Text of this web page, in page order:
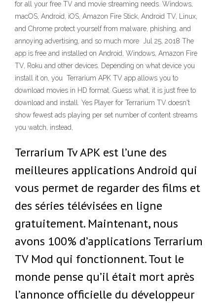
for all your free TV and movie streaming needs. Windows,
macOS, Android, iOS, Amazon Fire Stick, Android TV, Linux,
and Chrome protect yourself from malware, phishing, and
annoying advertising, and so much more Jul 25, 2018 The
app is free and installed on Android, Windows, Amazon Fire
TV, Roku and other devices. Depending on what device you
install it on, you Terrarium APK TV app allows you to
download movies in HD format. Guess what, it is just free to
download and install. Yes Player for Terrarium TV doesn't
show fewest ads playing per set number of content streams
you watch, instead,
Terrarium Tv APK est l’une des
meilleures applications Android qui
vous permet de regarder des films et
des séries télévisées en ligne
gratuitement. Maintenant, nous
avons 100% d’applications Terrarium
TV Mod qui fonctionnent. Tout le
monde pense qu’il était mort après
l’annonce officielle du développeur